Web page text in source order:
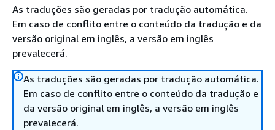
As traduções são geradas por tradução automática.
Em caso de conflito entre o conteúdo da tradução e da
versão original em inglês, a versão em inglês
prevalecerá.
As traduções são geradas por tradução automática.
Em caso de conflito entre o conteúdo da tradução e
da versão original em inglês, a versão em inglês
prevalecerá.